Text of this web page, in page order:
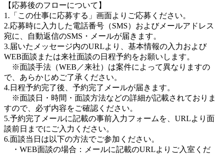
【応募後のフローについて】
1.「この仕事に応募する」画面よりご応募ください。
2.応募時に入力した電話番号（SMS）およびメールアドレス
宛に、自動返信のSMS・メールが届きます。
3.届いたメッセージ内のURLより、基本情報の入力および
WEB面談または来社面談の日程予約をお願いします。
※面談手法（WEB／来社）は案件によって異なりますの
で、あらかじめご了承ください。
4.日程予約完了後、予約完了メールが届きます。
※面談日・時間・面談方法などの詳細が記載されておりま
すので、必ず内容をご確認ください。
5.予約完了メールに記載の事前入力フォームを、URLより面
談前日までにご入力ください。
6.面談当日は以下の方法でご参加ください。
・WEB面談の場合：メールに記載のURLよりご入室くだ